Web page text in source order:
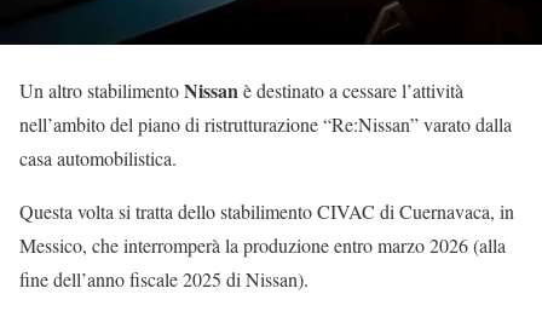
Un altro stabilimentoNissanè destinato a cessare l’attività
nell’ambito del piano di ristrutturazione “Re:Nissan” varato dalla
casa automobilistica.
Questa volta si tratta dello stabilimento CIVAC di Cuernavaca, in
Messico, che interromperà la produzione entro marzo 2026 (alla
fine dell’anno fiscale 2025 di Nissan).